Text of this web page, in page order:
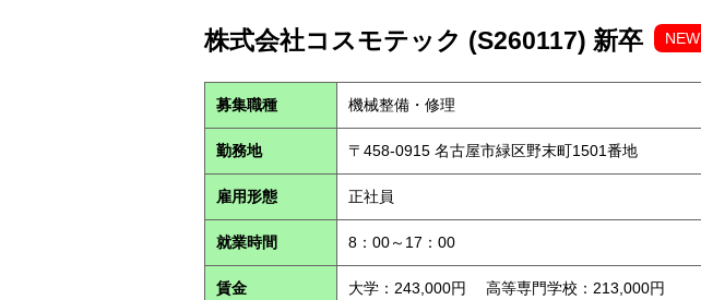
株式会社コスモテック (S260117) 新卒 NEW
募集職種 機械整備・修理
勤務地 〒458-0915 名古屋市緑区野末町1501番地
雇用形態 正社員
就業時間 8：00～17：00
賃金 大学：243,000円 高等専門学校：213,000円